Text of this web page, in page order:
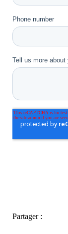
Partager :